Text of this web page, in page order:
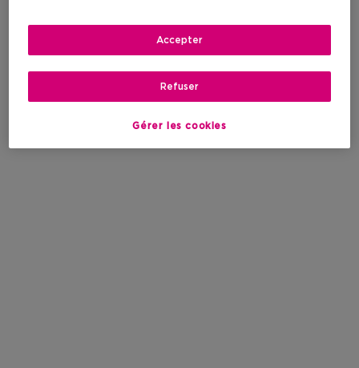
Gérer les cookies
Refuser
Accepter